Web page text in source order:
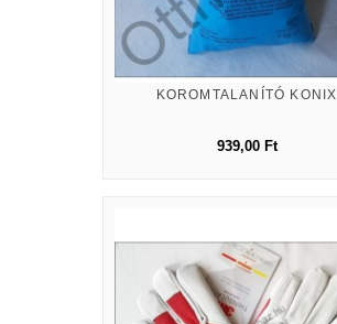
KOROMTALANÍTÓ KONIX
939,00 Ft